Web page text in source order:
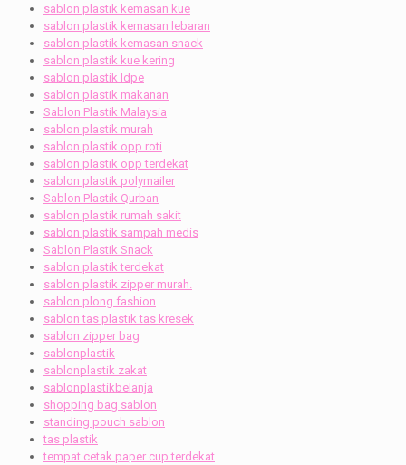
sablon plastik kemasan kue
sablon plastik kemasan lebaran
sablon plastik kemasan snack
sablon plastik kue kering
sablon plastik ldpe
sablon plastik makanan
Sablon Plastik Malaysia
sablon plastik murah
sablon plastik opp roti
sablon plastik opp terdekat
sablon plastik polymailer
Sablon Plastik Qurban
sablon plastik rumah sakit
sablon plastik sampah medis
Sablon Plastik Snack
sablon plastik terdekat
sablon plastik zipper murah.
sablon plong fashion
sablon tas plastik tas kresek
sablon zipper bag
sablonplastik
sablonplastik zakat
sablonplastikbelanja
shopping bag sablon
standing pouch sablon
tas plastik
tempat cetak paper cup terdekat